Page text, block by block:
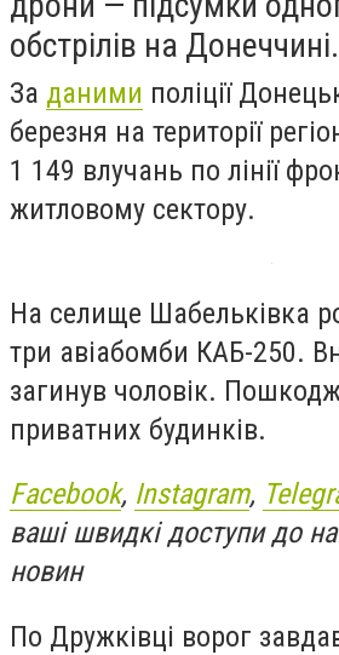
обстрілів на Донеччині.
За даними поліції
березня на території
1 149 влучань по лінії
житловому сектору.
На селище Шабельківка
три авіабомби КАБ-250.
загинув чоловік.
приватних будинків.
Facebook, Instagram,
ваші швидкі доступи до
новин
По Дружківці ворог